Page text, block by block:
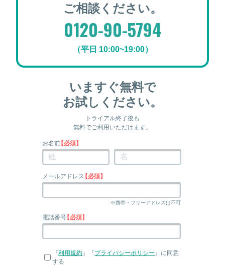
ご相談ください。
0120-90-5794
（平日 10:00~19:00）
いますぐ無料で
お試しください。
トライアル終了後も
無料でご利用いただけます。
お名前【必須】
メールアドレス【必須】
※携帯・フリーアドレスは不可
電話番号【必須】
『利用規約』『プライバシーポリシー 』に同意
する